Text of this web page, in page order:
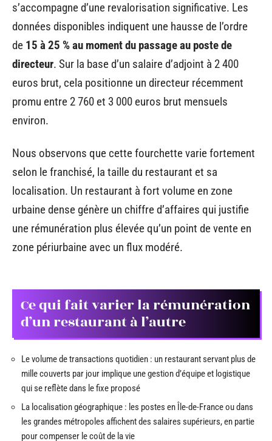
s’accompagne d’une revalorisation significative. Les
données disponibles indiquent une hausse de l’ordre
de 15 à 25 % au moment du passage au poste de
directeur. Sur la base d’un salaire d’adjoint à 2 400
euros brut, cela positionne un directeur récemment
promu entre 2 760 et 3 000 euros brut mensuels
environ.
Nous observons que cette fourchette varie fortement
selon le franchisé, la taille du restaurant et sa
localisation. Un restaurant à fort volume en zone
urbaine dense génère un chiffre d’affaires qui justifie
une rémunération plus élevée qu’un point de vente en
zone périurbaine avec un flux modéré.
Ce qui fait varier la rémunération
d’un restaurant à l’autre
Le volume de transactions quotidien : un restaurant servant plus de
mille couverts par jour implique une gestion d’équipe et logistique
qui se reflète dans le fixe proposé
La localisation géographique : les postes en Île-de-France ou dans
les grandes métropoles affichent des salaires supérieurs, en partie
pour compenser le coût de la vie